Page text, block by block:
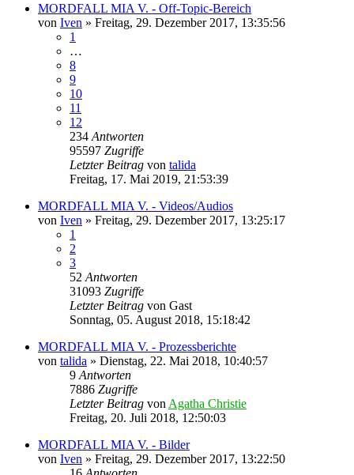
MORDFALL MIA V. - Off-Topic-Bereich
von Iven » Freitag, 29. Dezember 2017, 13:35:56
1
…
8
9
10
11
12
234 Antworten
95597 Zugriffe
Letzter Beitrag von talida
Freitag, 17. Mai 2019, 21:53:39
MORDFALL MIA V. - Videos/Audios
von Iven » Freitag, 29. Dezember 2017, 13:25:17
1
2
3
52 Antworten
31093 Zugriffe
Letzter Beitrag von Gast
Sonntag, 05. August 2018, 15:18:42
MORDFALL MIA V. - Prozessberichte
von talida » Dienstag, 22. Mai 2018, 10:40:57
9 Antworten
7886 Zugriffe
Letzter Beitrag von Agatha Christie
Freitag, 20. Juli 2018, 12:50:03
MORDFALL MIA V. - Bilder
von Iven » Freitag, 29. Dezember 2017, 13:22:50